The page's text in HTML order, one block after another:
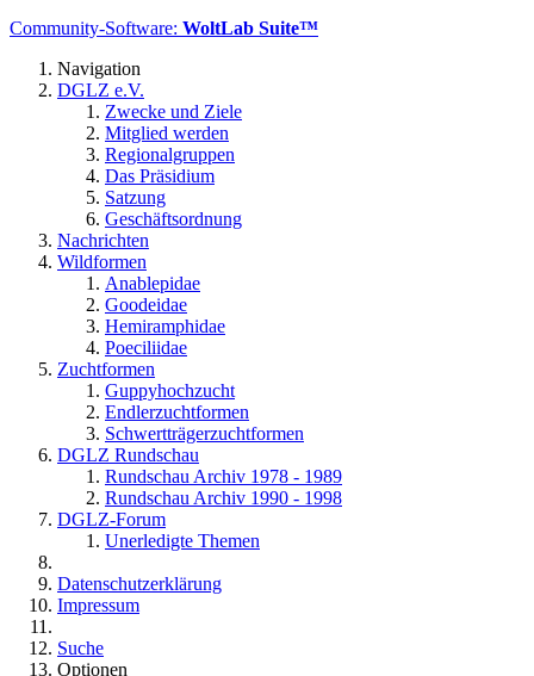
Community-Software: WoltLab Suite™
Navigation
DGLZ e.V.
Zwecke und Ziele
Mitglied werden
Regionalgruppen
Das Präsidium
Satzung
Geschäftsordnung
Nachrichten
Wildformen
Anablepidae
Goodeidae
Hemiramphidae
Poeciliidae
Zuchtformen
Guppyhochzucht
Endlerzuchtformen
Schwertträgerzuchtformen
DGLZ Rundschau
Rundschau Archiv 1978 - 1989
Rundschau Archiv 1990 - 1998
DGLZ-Forum
Unerledigte Themen
Datenschutzerklärung
Impressum
Suche
Optionen